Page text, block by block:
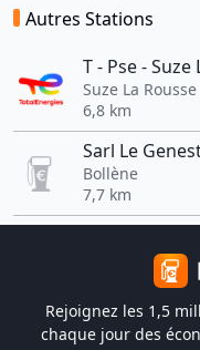
Autres Stations
T - Pse - Suze
Suze La Rousse
6,8 km
Sarl Le
Bollène
7,7 km
Rejoignez les 1,5
chaque jour des